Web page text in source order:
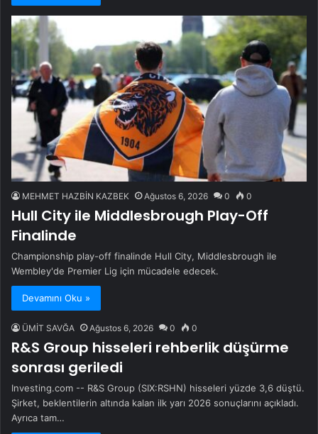
MEHMET HAZBİN KAZBEK Ağustos 6, 2026 0 0
Hull City ile Middlesbrough Play-Off
Finalinde
Championship play-off finalinde Hull City, Middlesbrough ile
Wembley'de Premier Lig için mücadele edecek.
Devamını Oku »
ÜMİT SAVĞA Ağustos 6, 2026 0 0
R&S Group hisseleri rehberlik düşürme
sonrası geriledi
Investing.com -- R&S Group (SIX:RSHN) hisseleri yüzde 3,6 düştü.
Şirket, beklentilerin altında kalan ilk yarı 2026 sonuçlarını açıkladı.
Ayrıca tam…